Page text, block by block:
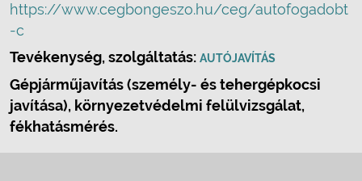
https://www.cegbongeszo.hu/ceg/autofogadobt
-c
Tevékenység, szolgáltatás: AUTÓJAVÍTÁS
Gépjárműjavítás (személy- és tehergépkocsi
javítása), környezetvédelmi felülvizsgálat,
fékhatásmérés.